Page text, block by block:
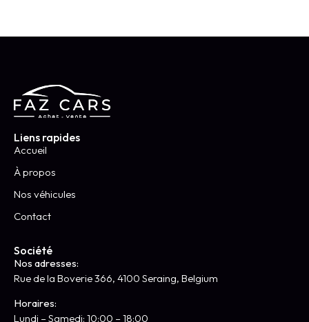
Liens rapides
Accueil
À propos
Nos véhicules
Contact
Société
Nos adresses:
Rue de la Boverie 366, 4100 Seraing, Belgium
Horaires:
Lundi – Samedi: 10:00 – 18:00